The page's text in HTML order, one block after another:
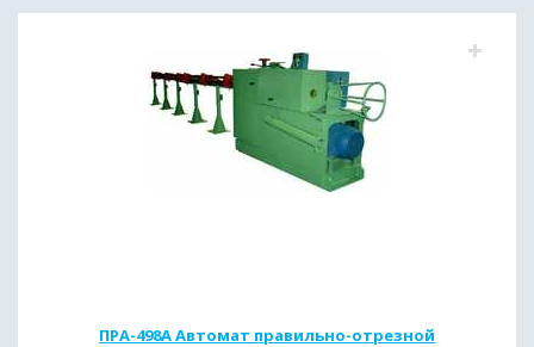
ПРА-498А Автомат правильно-отрезной